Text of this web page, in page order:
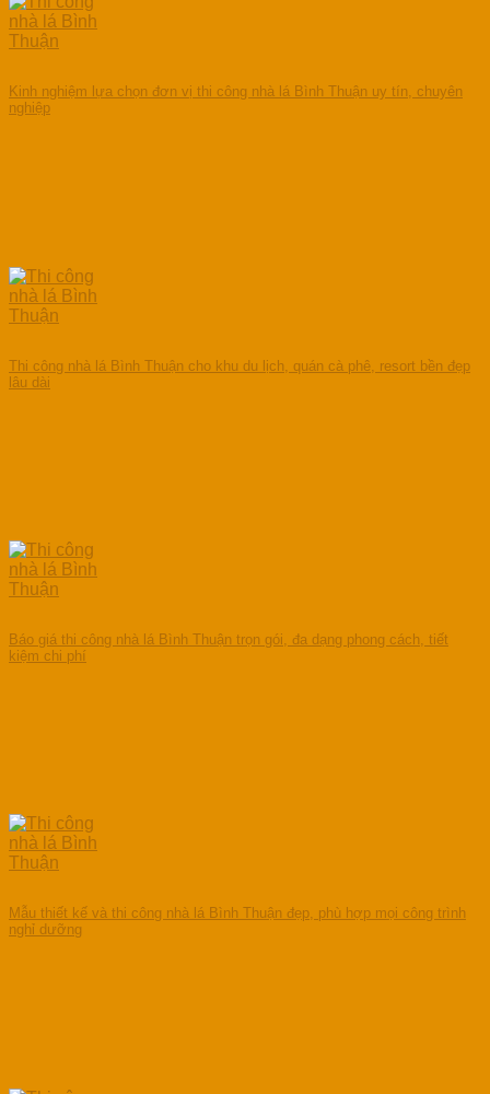
Kinh nghiệm lựa chọn đơn vị thi công nhà lá Bình Thuận uy tín, chuyên
nghiệp
Thi công nhà lá Bình Thuận cho khu du lịch, quán cà phê, resort bền đẹp
lâu dài
Báo giá thi công nhà lá Bình Thuận trọn gói, đa dạng phong cách, tiết
kiệm chi phí
Mẫu thiết kế và thi công nhà lá Bình Thuận đẹp, phù hợp mọi công trình
nghỉ dưỡng